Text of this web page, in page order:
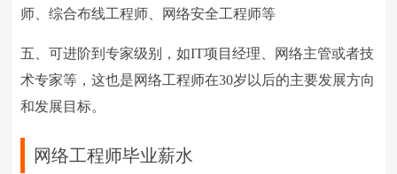
师、综合布线工程师、网络安全工程师等
五、可进阶到专家级别，如IT项目经理、网络主管或者技
术专家等，这也是网络工程师在30岁以后的主要发展方向
和发展目标。
网络工程师毕业薪水